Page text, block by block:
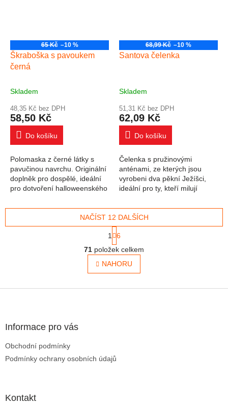
65 Kč –10 %
Škraboška s pavoukem
černá
Skladem
48,35 Kč bez DPH
58,50 Kč
Do košíku
Polomaska z černé látky s
pavučinou navrchu. Originální
doplněk pro dospělé, ideální
pro dotvoření halloweenského
68,99 Kč –10 %
Santova čelenka
Skladem
51,31 Kč bez DPH
62,09 Kč
Do košíku
Čelenka s pružinovými
anténami, ze kterých jsou
vyrobeni dva pěkní Ježíšci,
ideální pro ty, kteří milují
Ovládací prvky výpisu
NAČÍST 12 DALŠÍCH
1
6
71 položek celkem
NAHORU
Informace pro vás
Obchodní podmínky
Podmínky ochrany osobních údajů
Kontakt